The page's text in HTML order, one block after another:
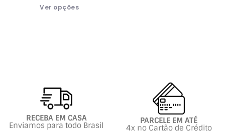
Ver opções
RECEBA EM CASA
Enviamos para todo Brasil PARCELE EM ATÉ
4x no Cartão de Crédito